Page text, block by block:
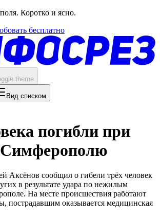
Коротко и ясно.
бесплатно
theme
Вид списком
погибли при
Симферополю
Аксёнов сообщил о гибели трёх человек
в результате удара по нежилым
На месте происшествия работают
пострадавшим оказывается медицинская